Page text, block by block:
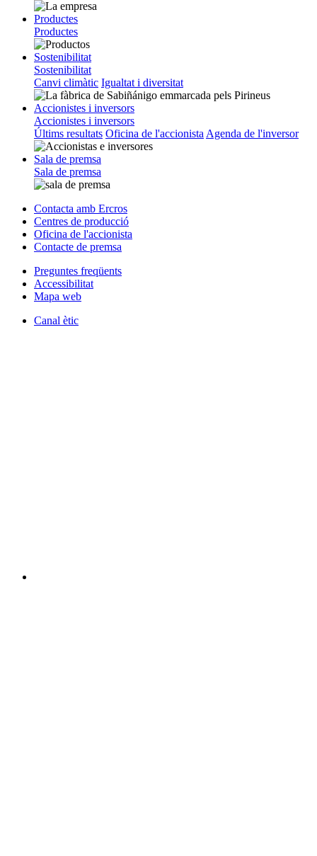
Productes
Productes
Sostenibilitat
Sostenibilitat
Canvi climàtic Igualtat i diversitat
Accionistes i inversors
Accionistes i inversors
Últims resultats Oficina de l'accionista Agenda de l'inversor
Sala de premsa
Sala de premsa
Contacta amb Ercros
Centres de producció
Oficina de l'accionista
Contacte de premsa
Preguntes freqüents
Accessibilitat
Mapa web
Canal ètic